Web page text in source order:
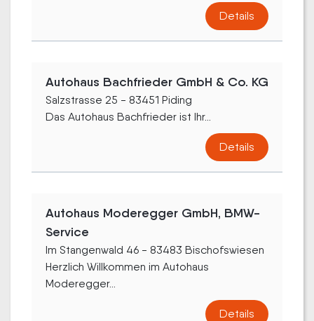
Details
Autohaus Bachfrieder GmbH & Co. KG
Salzstrasse 25 - 83451 Piding
Das Autohaus Bachfrieder ist Ihr...
Details
Autohaus Moderegger GmbH, BMW-
Service
Im Stangenwald 46 - 83483 Bischofswiesen
Herzlich Willkommen im Autohaus
Moderegger...
Details